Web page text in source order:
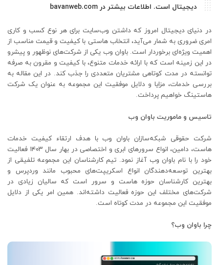
دیجیتال است. اطلاعات بیشتر در bavanweb.com
در دنیای دیجیتال امروز که داشتن وب‌سایت برای هر نوع کسب و کاری
امری ضروری به شمار می‌آید، انتخاب هاستی با کیفیت و قیمت مناسب از
اهمیت ویژه‌ای برخوردار است. باوان وب یکی از شرکت‌های نوظهور و پیشرو
در این زمینه است که با ارائه خدمات متنوع، با کیفیت و مقرون به صرفه
توانسته در مدت کوتاهی مشتریان متعددی را جذب کند. در این مقاله به
بررسی خدمات، مزایا و دلایل موفقیت این مجموعه به عنوان یک شرکت
هاستینگ خواهیم پرداخت.
تاسیس و ماموریت باوان وب
شرکت حقوقی شبکه‌سازان باوان وب با هدف ارتقاء کیفیت خدمات
هاست، دامین، انواع سرورهای ابری و اختصاصی در بهار سال ۱۴۰۳ فعالیت
خود را با نام باوان وب آغاز نمود. تیم کارشناسان این مجموعه تلفیقی از
بهترین توسعه‌دهندگان انواع اسکریپت‌های محبوب مانند وردپرس و
بهترین کارشناسان حوزه هاست و سرور است که سالیان زیادی در
شرکت‌های مختلف این حوزه فعالیت داشته‌اند. همین امر یکی از دلایل
موفقیت این مجموعه در مدت کوتاه است.
چرا باوان وب؟